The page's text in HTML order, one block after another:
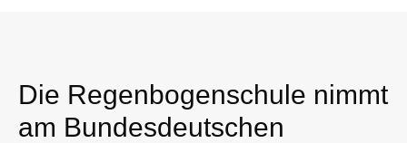
Die Regenbogenschule nimmt
am Bundesdeutschen